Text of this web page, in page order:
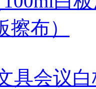
具会议